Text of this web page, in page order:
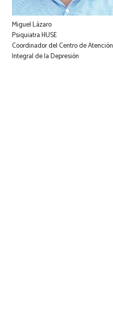
Miguel Lázaro
Psiquiatra HUSE
Coordinador del Centro de Atención
Integral de la Depresión